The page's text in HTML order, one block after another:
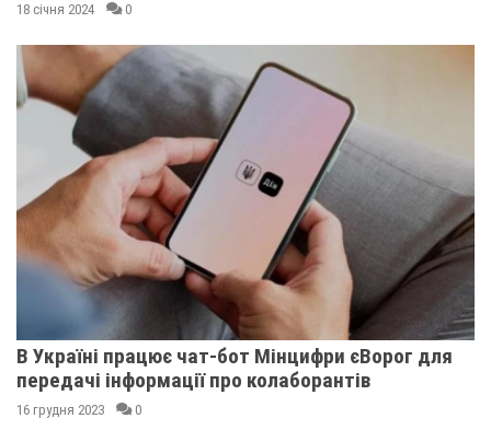
18 січня 2024 0
В Україні працює чат-бот Мінцифри єВорог для
передачі інформації про колаборантів
16 грудня 2023 0